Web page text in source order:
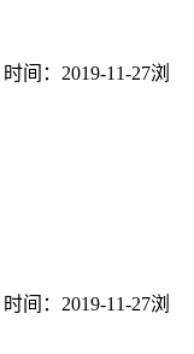
时间：2019-11-27浏
时间：2019-11-27浏